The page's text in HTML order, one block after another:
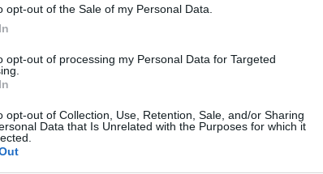
opt-out of the Sale of my Personal Data.
opt-out of processing my Personal Data for Targeted
opt-out of Collection, Use, Retention, Sale, and/or Sharing
Data that Is Unrelated with the Purposes for which it
all’interno di dimore signorili ad
A gestirledue donne di 53 e 67 anni– già
delle due. Per tutte è scattata la
sanitaria. Il coordinamento delle
ad un lungo monitoraggio, reso difficile